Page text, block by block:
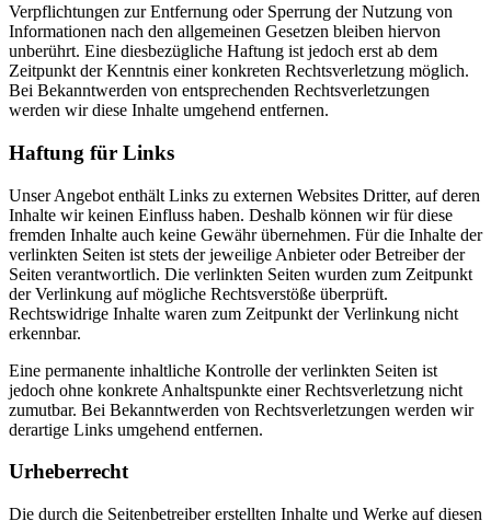
Verpflichtungen zur Entfernung oder Sperrung der Nutzung von
Informationen nach den allgemeinen Gesetzen bleiben hiervon
unberührt. Eine diesbezügliche Haftung ist jedoch erst ab dem
Zeitpunkt der Kenntnis einer konkreten Rechtsverletzung möglich.
Bei Bekanntwerden von entsprechenden Rechtsverletzungen
werden wir diese Inhalte umgehend entfernen.
Haftung für Links
Unser Angebot enthält Links zu externen Websites Dritter, auf deren
Inhalte wir keinen Einfluss haben. Deshalb können wir für diese
fremden Inhalte auch keine Gewähr übernehmen. Für die Inhalte der
verlinkten Seiten ist stets der jeweilige Anbieter oder Betreiber der
Seiten verantwortlich. Die verlinkten Seiten wurden zum Zeitpunkt
der Verlinkung auf mögliche Rechtsverstöße überprüft.
Rechtswidrige Inhalte waren zum Zeitpunkt der Verlinkung nicht
erkennbar.
Eine permanente inhaltliche Kontrolle der verlinkten Seiten ist
jedoch ohne konkrete Anhaltspunkte einer Rechtsverletzung nicht
zumutbar. Bei Bekanntwerden von Rechtsverletzungen werden wir
derartige Links umgehend entfernen.
Urheberrecht
Die durch die Seitenbetreiber erstellten Inhalte und Werke auf diesen